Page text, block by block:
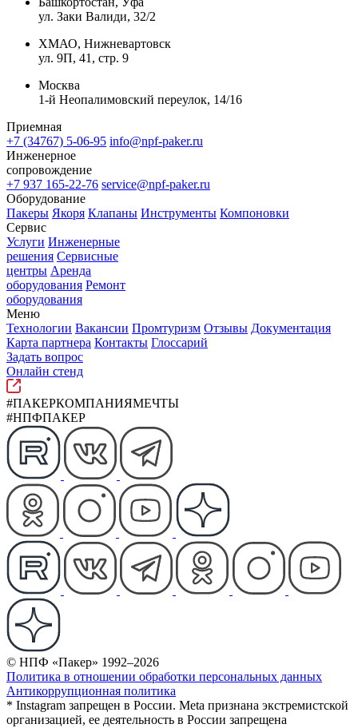
ул. Заки Валиди, 32/2
ХМАО, Нижневартовск
ул. 9П, 41, стр. 9
Москва
1-й Неопалимовский переулок, 14/16
Приемная
+7 (34767) 5-06-95 info@npf-paker.ru
Инженерное
сопровождение
+7 937 165-22-76 service@npf-paker.ru
Оборудование
Пакеры Якоря Клапаны Инструменты Компоновки
Сервис
Услуги Инженерные
решения Сервисные
центры Аренда
оборудования Ремонт
оборудования
Меню
Технологии Вакансии Промтуризм Отзывы Документация
Карта партнера Контакты Глоссарий
Задать вопрос
Онлайн стенд
#ПАКЕРКОМПАНИЯМЕЧТЫ
#НПФПАКЕР
© НПФ «Пакер» 1992–2026
Политика в отношении обработки персональных данных
Антикоррупционная политика
* Instagram запрещен в России. Meta признана экстремистской
организацией, ее деятельность в России запрещена